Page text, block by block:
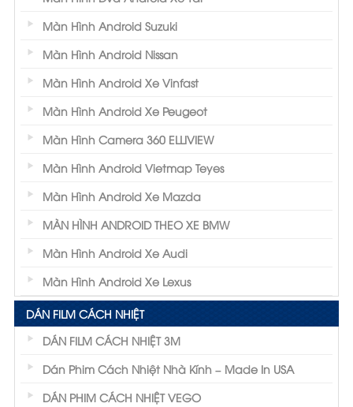
Màn Hình Android Suzuki
Màn Hình Android Nissan
Màn Hình Android Xe Vinfast
Màn Hình Android Xe Peugeot
Màn Hình Camera 360 ELLIVIEW
Màn Hình Android Vietmap Teyes
Màn Hình Android Xe Mazda
MÀN HÌNH ANDROID THEO XE BMW
Màn Hình Android Xe Audi
Màn Hình Android Xe Lexus
DÁN FILM CÁCH NHIỆT
DÁN FILM CÁCH NHIỆT 3M
Dán Phim Cách Nhiệt Nhà Kính – Made In USA
DÁN PHIM CÁCH NHIỆT VEGO